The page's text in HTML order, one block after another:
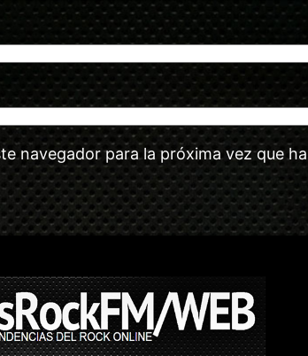
navegador para la próxima vez que